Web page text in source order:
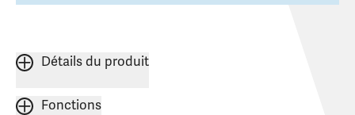
Détails du produit
Fonctions